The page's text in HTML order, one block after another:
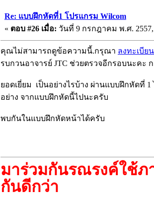
Re: แบบฝึกหัดที่1 โปรแกรม Wilcom
« ตอบ #26 เมื่อ: วันที่ 9 กรกฎาคม พ.ศ. 2557,
คุณไม่สามารถดูข้อความนี้.กรุณา ลงทะเบียน
รบกวนอาจารย์ JTC ช่วยตรวจอีกรอบนะคะ ก
ยอดเยี่ยม เป็นอย่างไรบ้าง ผ่านแบบฝึกหัดที่
อย่าง จากแบบฝึกหัดนี้ไปนะครับ
พบกันในแบบฝึกหัดหน้าได้ครับ
มาร่วมกันรณรงค์ใช้ภ
กันดีกว่า